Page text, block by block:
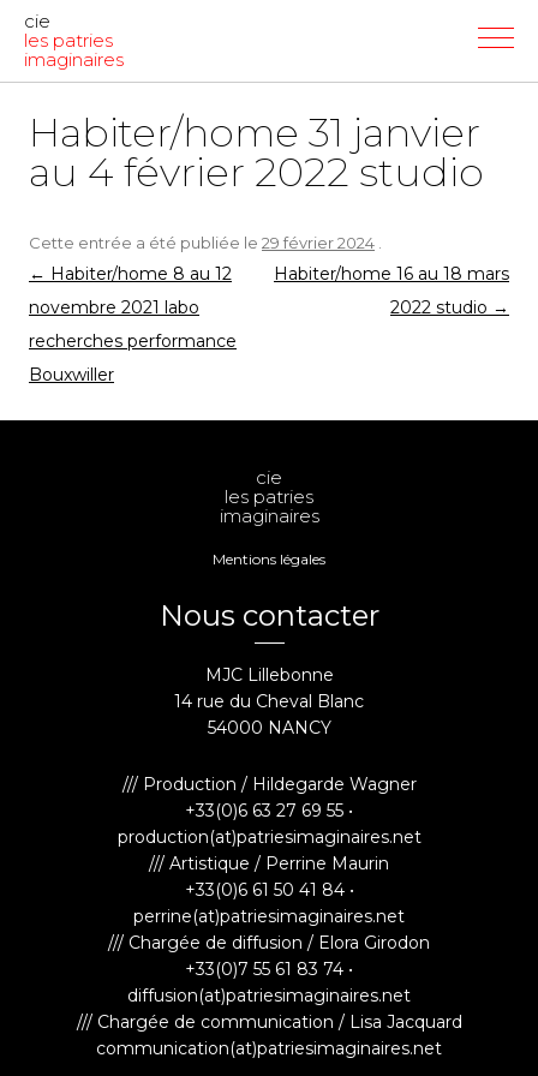
cie
les patries
imaginaires
Habiter/home 31 janvier
au 4 février 2022 studio
Cette entrée a été publiée le 29 février 2024
Navigation
des
articles
← Habiter/home 8 au 12
novembre 2021 labo
recherches performance
Bouxwiller
Habiter/home 16 au 18 mars
2022 studio →
cie
les patries
imaginaires
Mentions légales
Nous contacter
MJC Lillebonne
14 rue du Cheval Blanc
54000 NANCY
/// Production / Hildegarde Wagner
+33(0)6 63 27 69 55 •
production(at)patriesimaginaires.net
/// Artistique / Perrine Maurin
+33(0)6 61 50 41 84 •
perrine(at)patriesimaginaires.net
/// Chargée de diffusion / Elora Girodon
+33(0)7 55 61 83 74 •
diffusion(at)patriesimaginaires.net
/// Chargée de communication / Lisa Jacquard
communication(at)patriesimaginaires.net